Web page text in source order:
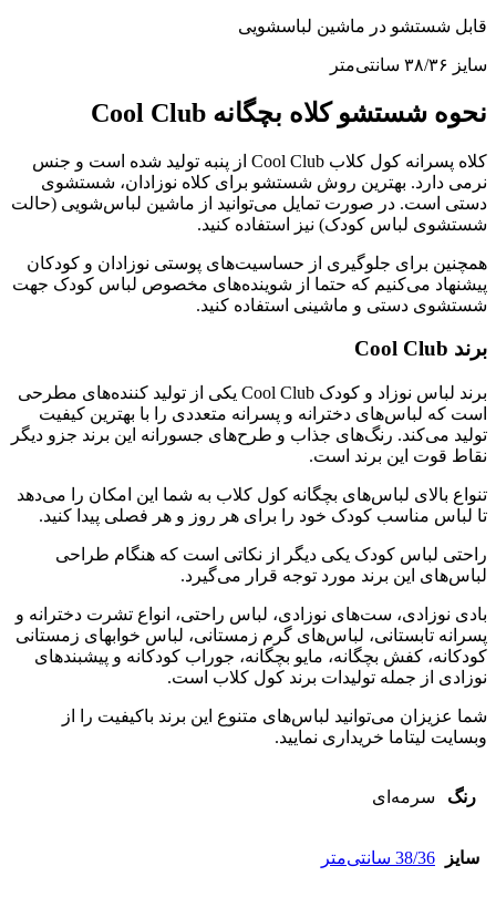
قابل شستشو در ماشین لباسشویی
سایز ۳۸/۳۶ سانتی‌متر
نحوه شستشو کلاه بچگانه Cool Club
کلاه پسرانه کول کلاب Cool Club از پنبه تولید شده است و جنس
نرمی دارد. بهترین روش شستشو برای کلاه نوزادان، شستشوی
دستی است. در صورت تمایل می‌توانید از ماشین لباس‌شویی (حالت
شستشوی لباس کودک) نیز استفاده کنید.
همچنین برای جلوگیری از حساسیت‌های پوستی نوزادان و کودکان
پیشنهاد می‌کنیم که حتما از شوینده‌های مخصوص لباس کودک جهت
شستشوی دستی و ماشینی استفاده کنید.
برند Cool Club
برند لباس نوزاد و کودک Cool Club یکی از تولید کننده‌های مطرحی
است که لباس‌های دخترانه و پسرانه متعددی را با بهترین کیفیت
تولید می‌کند. رنگ‌های جذاب و طرح‌های جسورانه این برند جزو دیگر
نقاط قوت این برند است.
تنواع بالای لباس‌های بچگانه کول کلاب به شما این امکان را می‌دهد
تا لباس مناسب کودک خود را برای هر روز و هر فصلی پیدا کنید.
راحتی لباس کودک یکی دیگر از نکاتی است که هنگام طراحی
لباس‌های این برند مورد توجه قرار می‌گیرد.
بادی نوزادی، ست‌های نوزادی، لباس راحتی، انواع تشرت دخترانه و
پسرانه تابستانی، لباس‌های گرم زمستانی، لباس‌ خوابهای زمستانی
کودکانه، کفش بچگانه، مایو بچگانه، جوراب کودکانه و پیشبندهای
نوزادی از جمله تولیدات برند کول کلاب است.
شما عزیزان می‌توانید لباس‌های متنوع این برند باکیفیت را از
وبسایت لیتاما خریداری نمایید.
رنگ سرمه‌ای
سایز 38/36 سانتی‌متر